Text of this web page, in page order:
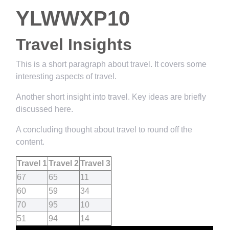
YLWWXP10
Travel Insights
This is a short paragraph about travel. It covers some
interesting aspects of travel.
Another short insight into travel. Key ideas are briefly
discussed here.
A concluding thought about travel to round off the
content.
Travel 1Travel 2 Travel 3
67
65
11
60
59
34
70
95
10
51
94 14